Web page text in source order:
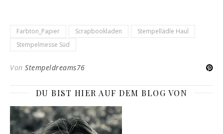
Farbton_Papier Scrapbookladen
Stempellädle Haul
Stempelmesse Süd
Von Stempeldreams76
DU BIST HIER AUF DEM BLOG VON